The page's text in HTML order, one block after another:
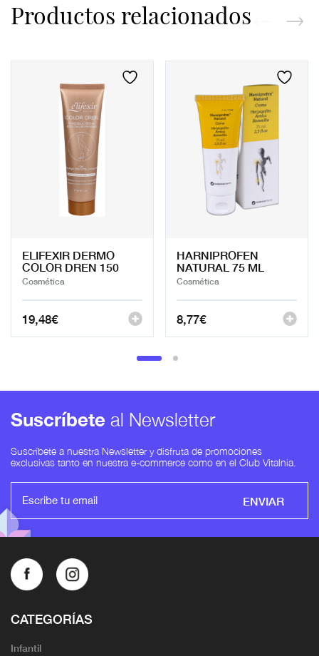
Productos relacionados
ELIFEXIR DERMO
COLOR DREN 150
Cosmética
19,48€
HARNIPROFEN
NATURAL 75 ML
Cosmética
8,77€
Suscríbete al Newsletter
Suscríbete a nuestra Newsletter y disfruta de promociones
exclusivas tanto en nuestra e-commerce como en el Club Vitalnia.
ENVIAR
CATEGORÍAS
Infantil